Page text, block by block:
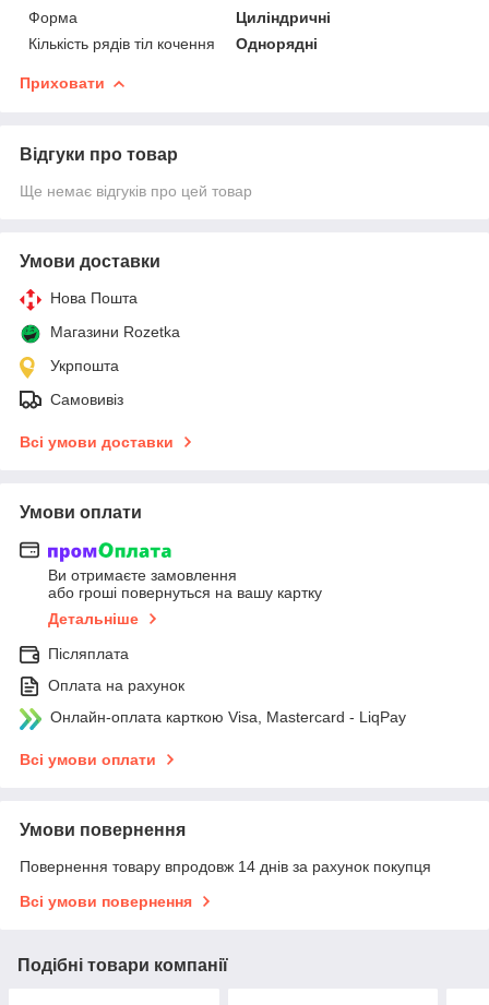
Форма
Циліндричні
Кількість рядів тіл кочення
Однорядні
Приховати
Відгуки про товар
Ще немає відгуків про цей товар
Умови доставки
Нова Пошта
Магазини Rozetka
Укрпошта
Самовивіз
Всі умови доставки
Умови оплати
Ви отримаєте замовлення
або гроші повернуться на вашу картку
Детальніше
Післяплата
Оплата на рахунок
Онлайн-оплата карткою Visa, Mastercard - LiqPay
Всі умови оплати
Умови повернення
Повернення товару впродовж 14 днів за рахунок покупця
Всі умови повернення
Подібні товари компанії